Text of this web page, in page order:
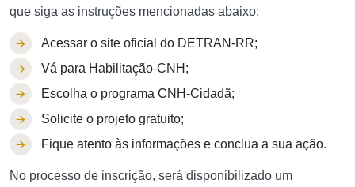
que siga as instruções mencionadas abaixo:
Acessar o site oficial do DETRAN-RR;
Vá para Habilitação-CNH;
Escolha o programa CNH-Cidadã;
Solicite o projeto gratuito;
Fique atento às informações e conclua a sua ação.
No processo de inscrição, será disponibilizado um